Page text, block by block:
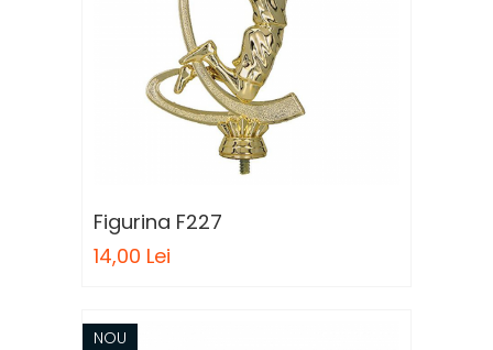
Figurina F227
14,00 Lei
NOU